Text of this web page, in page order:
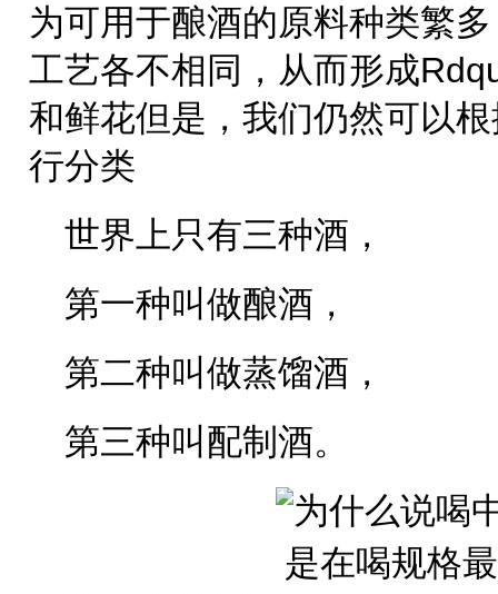
为可用于酿酒的原料种类繁
工艺各不相同，从而形成
和鲜花但是，我们仍然可以
行分类
世界上只有三种酒，
第一种叫做酿酒，
第二种叫做蒸馏酒，
第三种叫配制酒。